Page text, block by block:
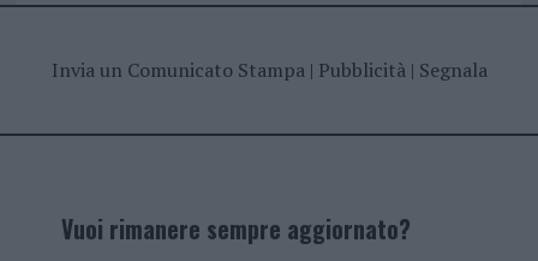
Invia un Comunicato Stampa| Pubblicità| Segnala
Vuoi rimanere sempre aggiornato?